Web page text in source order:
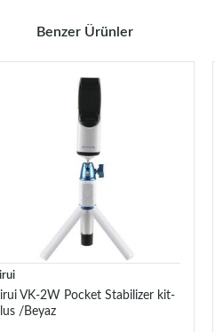
Benzer Ürünler
VK-2W Pocket Stabilizer kit-
/Beyaz